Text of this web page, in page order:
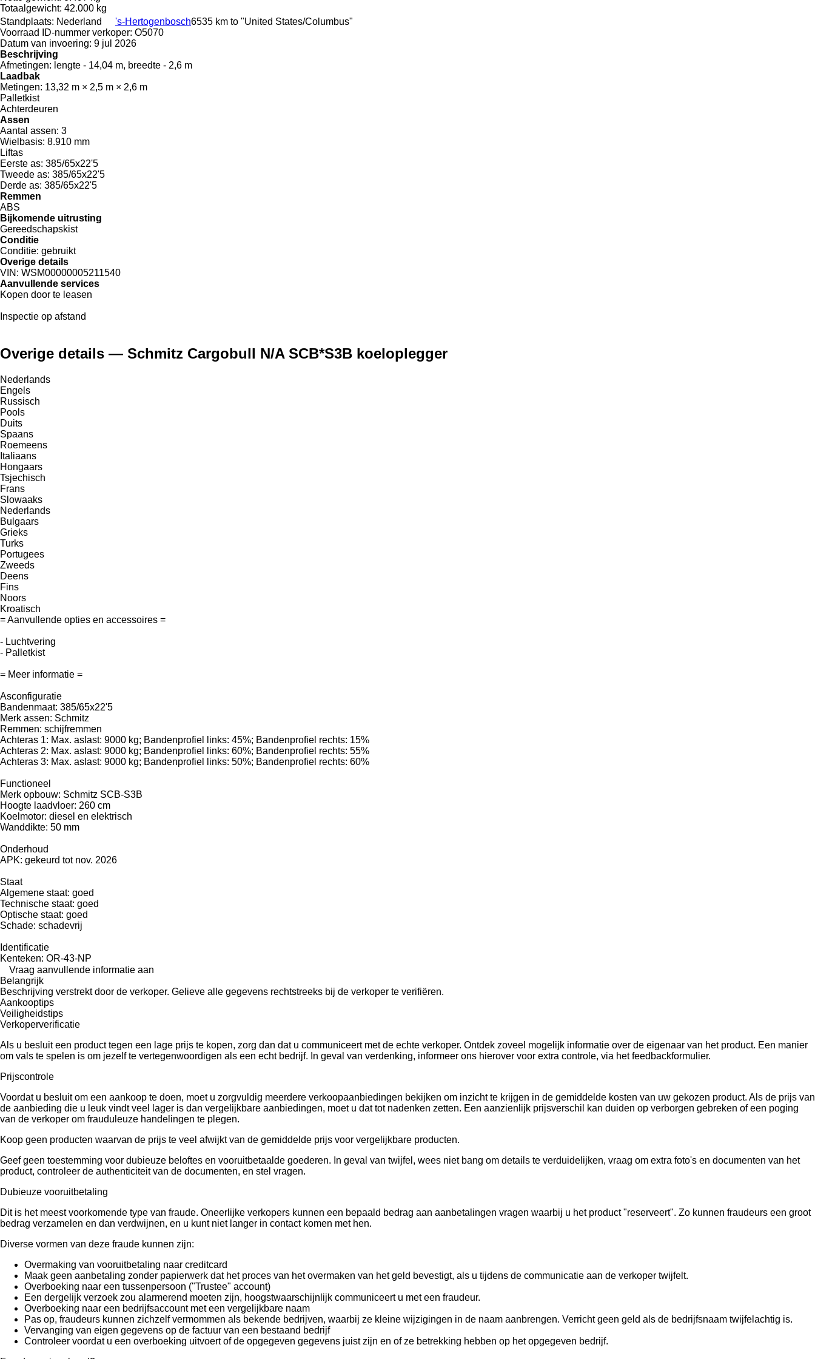
Totaalgewicht: 42.000 kg
Standplaats: Nederland 's-Hertogenbosch6535 km to "United States/Columbus"
Voorraad ID-nummer verkoper: O5070
Datum van invoering: 9 jul 2026
Beschrijving
Afmetingen: lengte - 14,04 m, breedte - 2,6 m
Laadbak
Metingen: 13,32 m × 2,5 m × 2,6 m
Palletkist
Achterdeuren
Assen
Aantal assen: 3
Wielbasis: 8.910 mm
Liftas
Eerste as: 385/65x22'5
Tweede as: 385/65x22'5
Derde as: 385/65x22'5
Remmen
ABS
Bijkomende uitrusting
Gereedschapskist
Conditie
Conditie: gebruikt
Overige details
VIN: WSM00000005211540
Aanvullende services
Kopen door te leasen
Inspectie op afstand
Overige details — Schmitz Cargobull N/A SCB*S3B koeloplegger
Nederlands
Engels
Russisch
Pools
Duits
Spaans
Roemeens
Italiaans
Hongaars
Tsjechisch
Frans
Slowaaks
Nederlands
Bulgaars
Grieks
Turks
Portugees
Zweeds
Deens
Fins
Noors
Kroatisch
= Aanvullende opties en accessoires =
- Luchtvering
- Palletkist
= Meer informatie =
Asconfiguratie
Bandenmaat: 385/65x22'5
Merk assen: Schmitz
Remmen: schijfremmen
Achteras 1: Max. aslast: 9000 kg; Bandenprofiel links: 45%; Bandenprofiel rechts: 15%
Achteras 2: Max. aslast: 9000 kg; Bandenprofiel links: 60%; Bandenprofiel rechts: 55%
Achteras 3: Max. aslast: 9000 kg; Bandenprofiel links: 50%; Bandenprofiel rechts: 60%
Functioneel
Merk opbouw: Schmitz SCB-S3B
Hoogte laadvloer: 260 cm
Koelmotor: diesel en elektrisch
Wanddikte: 50 mm
Onderhoud
APK: gekeurd tot nov. 2026
Staat
Algemene staat: goed
Technische staat: goed
Optische staat: goed
Schade: schadevrij
Identificatie
Kenteken: OR-43-NP
Vraag aanvullende informatie aan
Belangrijk
Beschrijving verstrekt door de verkoper. Gelieve alle gegevens rechtstreeks bij de verkoper te verifiëren.
Aankooptips
Veiligheidstips
Verkoperverificatie
Als u besluit een product tegen een lage prijs te kopen, zorg dan dat u communiceert met de echte verkoper. Ontdek zoveel mogelijk informatie over de eigenaar van het product. Een manier
om vals te spelen is om jezelf te vertegenwoordigen als een echt bedrijf. In geval van verdenking, informeer ons hierover voor extra controle, via het feedbackformulier.
Prijscontrole
Voordat u besluit om een ​​aankoop te doen, moet u zorgvuldig meerdere verkoopaanbiedingen bekijken om inzicht te krijgen in de gemiddelde kosten van uw gekozen product. Als de prijs van
de aanbieding die u leuk vindt veel lager is dan vergelijkbare aanbiedingen, moet u dat tot nadenken zetten. Een aanzienlijk prijsverschil kan duiden op verborgen gebreken of een poging
van de verkoper om frauduleuze handelingen te plegen.
Koop geen producten waarvan de prijs te veel afwijkt van de gemiddelde prijs voor vergelijkbare producten.
Geef geen toestemming voor dubieuze beloftes en vooruitbetaalde goederen. In geval van twijfel, wees niet bang om details te verduidelijken, vraag om extra foto's en documenten van het
product, controleer de authenticiteit van de documenten, en stel vragen.
Dubieuze vooruitbetaling
Dit is het meest voorkomende type van fraude. Oneerlijke verkopers kunnen een bepaald bedrag aan aanbetalingen vragen waarbij u het product "reserveert". Zo kunnen fraudeurs een groot
bedrag verzamelen en dan verdwijnen, en u kunt niet langer in contact komen met hen.
Diverse vormen van deze fraude kunnen zijn:
Overmaking van vooruitbetaling naar creditcard
Maak geen aanbetaling zonder papierwerk dat het proces van het overmaken van het geld bevestigt, als u tijdens de communicatie aan de verkoper twijfelt.
Overboeking naar een tussenpersoon ("Trustee" account)
Een dergelijk verzoek zou alarmerend moeten zijn, hoogstwaarschijnlijk communiceert u met een fraudeur.
Overboeking naar een bedrijfsaccount met een vergelijkbare naam
Pas op, fraudeurs kunnen zichzelf vermommen als bekende bedrijven, waarbij ze kleine wijzigingen in de naam aanbrengen. Verricht geen geld als de bedrijfsnaam twijfelachtig is.
Vervanging van eigen gegevens op de factuur van een bestaand bedrijf
Controleer voordat u een overboeking uitvoert of de opgegeven gegevens juist zijn en of ze betrekking hebben op het opgegeven bedrijf.